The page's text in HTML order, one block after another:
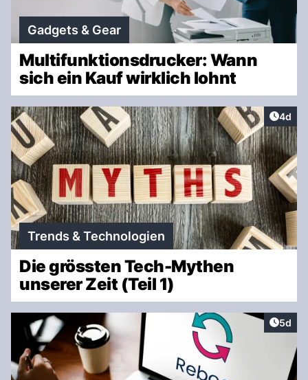
Gadgets & Gear
Multifunktionsdrucker: Wann
sich ein Kauf wirklich lohnt
4d
Trends & Technologien
Die grössten Tech-Mythen
unserer Zeit (Teil 1)
5d